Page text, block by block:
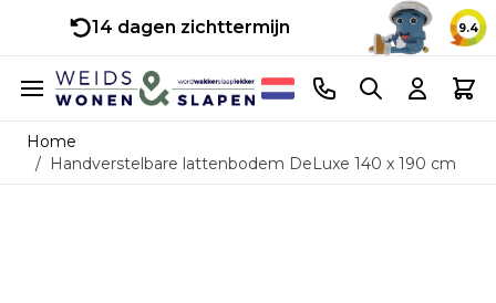
14 dagen zichttermijn 9.4
Ga naar de inhoud
Telefoonnummer
Search Cart
Home
/ Handverstelbare lattenbodem DeLuxe 140 x 190 cm